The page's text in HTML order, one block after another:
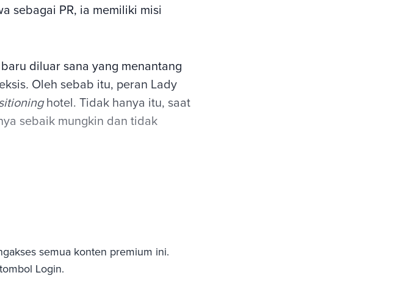
sebagai PR, ia memiliki misi
diluar sana yang menantang
. Oleh sebab itu, peran Lady
hotel. Tidak hanya itu, saat
sebaik mungkin dan tidak
semua konten premium ini.
Login.